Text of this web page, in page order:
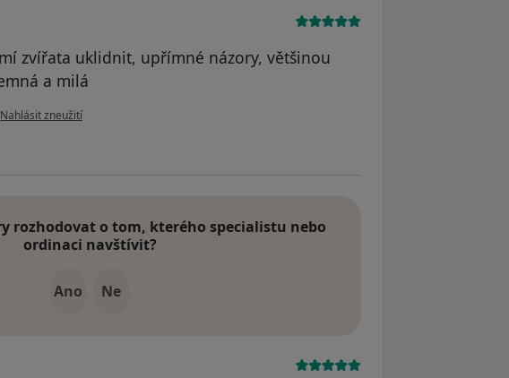
zvířata uklidnit, upřímné názory, většinou
a milá
podle názoru uživatele Ee
Nahlásit zneužití
rozhodovat o tom, kterého specialistu nebo
ordinaci navštívit?
Ano Ne